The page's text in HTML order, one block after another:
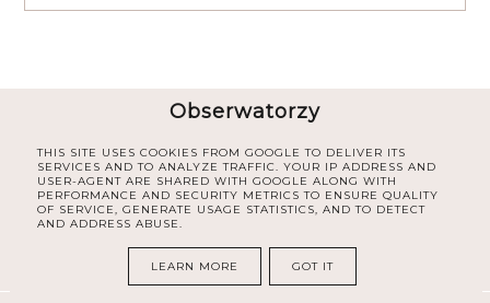
Obserwatorzy
THIS SITE USES COOKIES FROM GOOGLE TO DELIVER ITS
SERVICES AND TO ANALYZE TRAFFIC. YOUR IP ADDRESS AND
USER-AGENT ARE SHARED WITH GOOGLE ALONG WITH
PERFORMANCE AND SECURITY METRICS TO ENSURE QUALITY
OF SERVICE, GENERATE USAGE STATISTICS, AND TO DETECT
AND ADDRESS ABUSE.
LEARN MORE GOT IT